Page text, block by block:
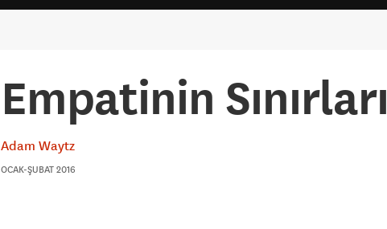
Empatinin Sınırları
Adam Waytz
OCAK-ŞUBAT 2016